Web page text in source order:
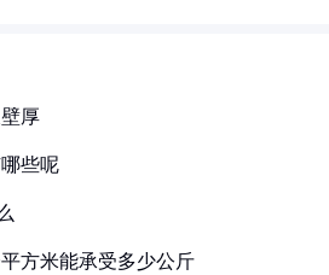
厚
些呢
方米能承受多少公斤